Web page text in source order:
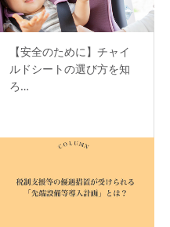
【安全のために】チャイ
ルドシートの選び方を知
ろ…